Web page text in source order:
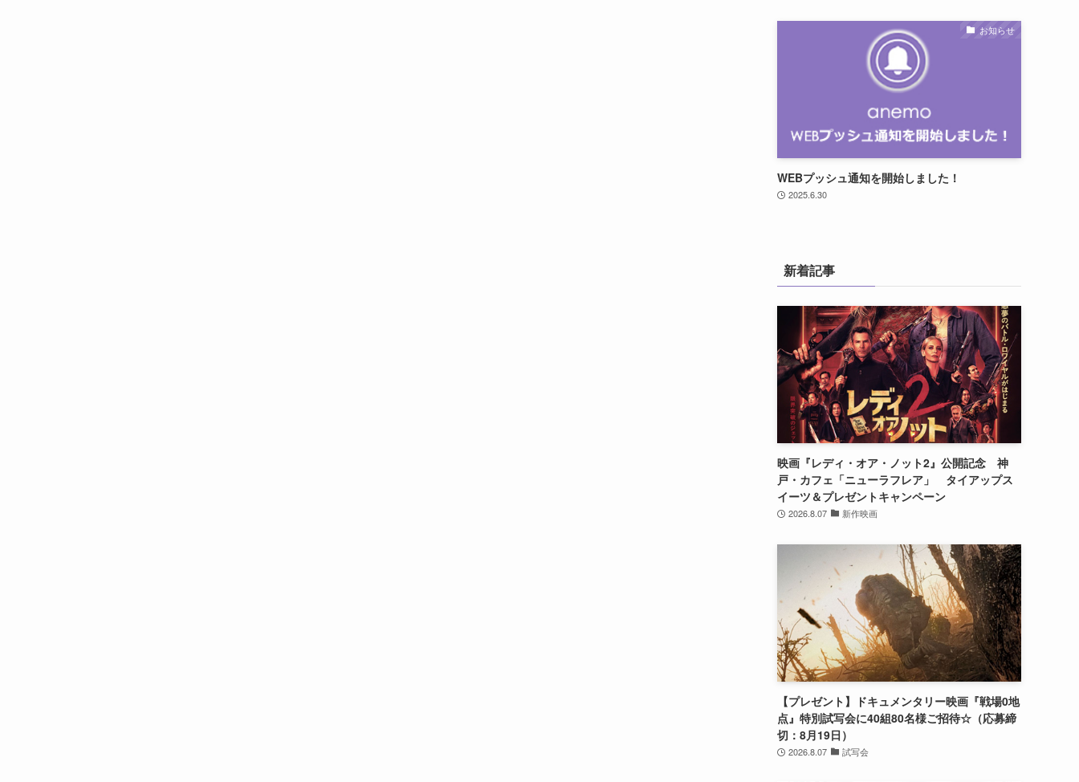
お知らせ
WEBプッシュ通知を開始しました！
2025.6.30
新着記事
映画『レディ・オア・ノット2』公開記念 神
戸・カフェ「ニューラフレア」 タイアップス
イーツ＆プレゼントキャンペーン
2026.8.07 新作映画
【プレゼント】ドキュメンタリー映画『戦場0地
点』特別試写会に40組80名様ご招待☆（応募締
切：8月19日）
2026.8.07 試写会